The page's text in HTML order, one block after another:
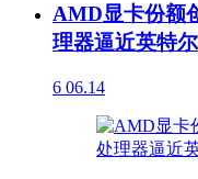
AMD显卡份额
理器逼近英特尔
6 06.14